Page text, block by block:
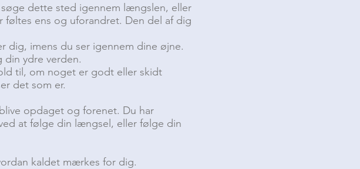
dette sted igennem længslen, eller
ens og uforandret. Den del af dig
dig, imens du ser igennem dine øjne.
din ydre verden.
til, om noget er godt eller skidt
det som er.
opdaget og forenet. Du har
at følge din længsel, eller følge din
kaldet mærkes for dig.